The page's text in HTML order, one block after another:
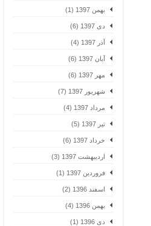
بهمن 1397 (1)
دی 1397 (6)
آذر 1397 (4)
آبان 1397 (6)
مهر 1397 (6)
شهریور 1397 (7)
مرداد 1397 (4)
تیر 1397 (5)
خرداد 1397 (6)
اردیبهشت 1397 (3)
فروردین 1397 (1)
اسفند 1396 (2)
بهمن 1396 (4)
دی 1396 (1)